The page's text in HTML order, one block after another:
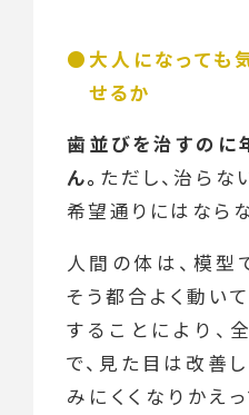
大人になっても
せるか
歯並びを治すのに
ん。 ただし、治らな
希望通りにはなら
人間の体は、模型
そう都合よく動い
することにより、
で、見た目は改善
みにくくなりかえ